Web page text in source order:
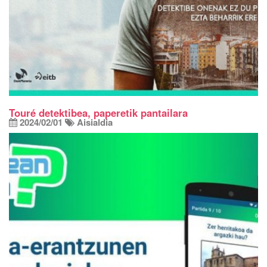
Touré detektibea, paperetik pantailara
2024/02/01 Aisialdia